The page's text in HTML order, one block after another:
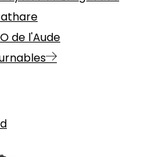
de l'Aude